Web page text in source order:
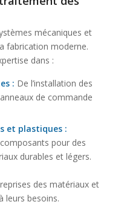
mécaniques et
fabrication moderne.
dans :
: De l’installation des
de commande
et plastiques:
pour des
durables et légers.
des matériaux et
leurs besoins.